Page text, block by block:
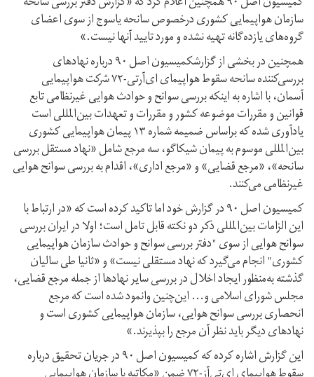
سازمان هواپیمایی کشوری درخصوص سانحه یاسوج از سوی اعضای
گروه‌های یازده‌گانه تهیه نشده و مورد تایید آنها نیست.»
همچنین در بخشی از گزارشکمیسیون اصل ۹۰ درباره نهادهای
بررسی‌کننده سانحه سقوط هواپیمای ای‌آر‌تی-۷۲ شرکت هواپیمایی
آسمان، با اشاره به اینکه بررسی سوانح و حوادث هوایی غیرنظامی تابع
قوانین و مقررات موضوعه کشور و مقررات و تعهدات بین‌المللی است
یادآوری شده که براساس ضمیمه شماره ۱۳ پیمان هواپیمایی کشوری
بین‌المللی موسوم به پیمان شیکاگو، سه مرجع شامل «نهاد مستقل بررسی
سانحه»، «مرجع قضایی» و «مرجع اداری»، اقدام به بررسی سوانح هوایی
غیرنظامی می‌کنند.
کمیسیون اصل ۹۰ در گزارش خود اما تاکید کرده است که «در ارتباط با
این الزامات بین‌المللی ذکر دو نکته قابل تامل است؛ اولا در ایران بررسی
سوانح هوایی از سوی "دفتر بررسی سوانح و حوادث سازمان هواپیمایی
کشوری" انجام می‌گیرد که نهاد مستقلی نیست» و «ثانیا طی سالیان
گذشته به‌منظور ایجاد اخلال در بررسی سایر نهادها از جمله مرجع قضایی،
مجلس شورای اسلامی و... این‌چنین وانمود شده است که مرجع
انحصاری بررسی سوانح هوایی، سازمان هواپیمایی کشوری است و
نهادهای دیگر باید نظر آن مرجع را بپذیرند.»
این گزارش اشاره کرده که کمیسیون اصل ۹۰ در جریان تحقیق درباره